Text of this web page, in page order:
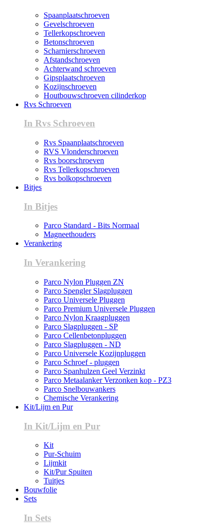
Spaanplaatschroeven
Gevelschroeven
Tellerkopschroeven
Betonschroeven
Scharnierschroeven
Afstandschroeven
Achterwand schroeven
Gipsplaatschroeven
Kozijnschroeven
Houtbouwschroeven cilinderkop
Rvs Schroeven
In Rvs Schroeven
Rvs Spaanplaatschroeven
RVS Vlonderschroeven
Rvs boorschroeven
Rvs Tellerkopschroeven
Rvs bolkopschroeven
Bitjes
In Bitjes
Parco Standard - Bits Normaal
Magneethouders
Verankering
In Verankering
Parco Nylon Pluggen ZN
Parco Spengler Slagpluggen
Parco Universele Pluggen
Parco Premium Universele Pluggen
Parco Nylon Kraagpluggen
Parco Slagpluggen - SP
Parco Cellenbetonpluggen
Parco Slagpluggen - ND
Parco Universele Kozijnpluggen
Parco Schroef - pluggen
Parco Spanhulzen Geel Verzinkt
Parco Metaalanker Verzonken kop - PZ3
Parco Snelbouwankers
Chemische Verankering
Kit/Lijm en Pur
In Kit/Lijm en Pur
Kit
Pur-Schuim
Lijmkit
Kit/Pur Spuiten
Tuitjes
Bouwfolie
Sets
In Sets